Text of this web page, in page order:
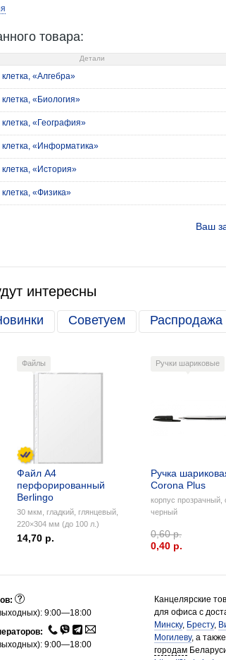
товара:
Детали
«Алгебра»
«Биология»
«География»
«Информатика»
«История»
«Физика»
Ваш
интересны
Советуем Распродажа
Файлы
Файл А4
перфорированный
Berlingo
30 мкм, гладкий, глянцевый,
220×304 мм (до 100 л.)
14,70 р.
Ручки шариковые
Ручка
Corona Plus
корпус прозрачный,
черный
0,60 р.
0,40 p.
9:00—18:00
9:00—18:00
Канцелярские
для офиса с
Минску, Бресту,
Могилеву, а также
городам